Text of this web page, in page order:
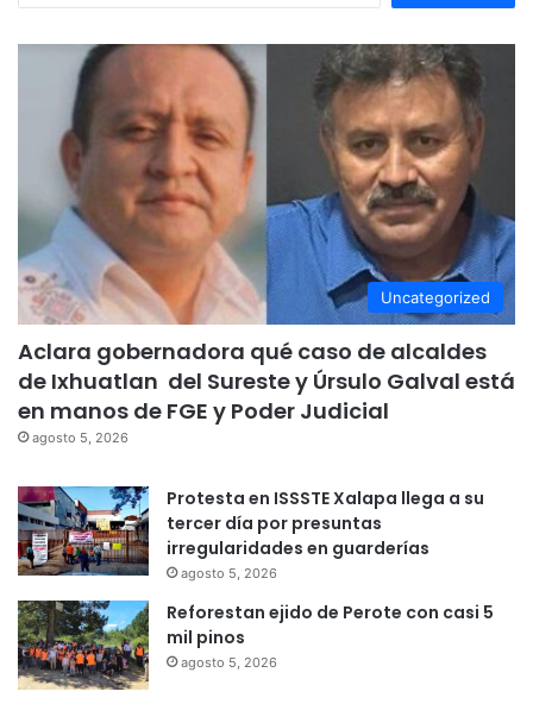
Uncategorized
Aclara gobernadora qué caso de alcaldes
de Ixhuatlan del Sureste y Úrsulo Galval está
en manos de FGE y Poder Judicial
agosto 5, 2026
Protesta en ISSSTE Xalapa llega a su
tercer día por presuntas
irregularidades en guarderías
agosto 5, 2026
Reforestan ejido de Perote con casi 5
mil pinos
agosto 5, 2026